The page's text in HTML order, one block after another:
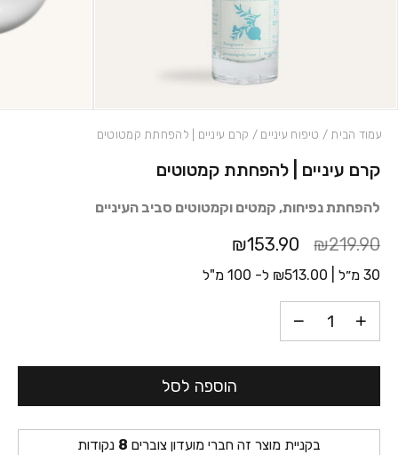
קרם עיניים | להפחתת קמטוטים
להפחתת נפיחות, קמטים וקמטוטים סביב העיניים
₪219.90
₪153.90
30 מ״ל | ₪513.00 ל- 100 מ"ל
כמות קרם עיניים | להפחתת קמטוטים
הוספה לסל
בקניית מוצר זה חברי מועדון צוברים 8 נקודות
עמוד הבית / טיפוח עיניים / קרם עיניים | להפחתת קמטוטים